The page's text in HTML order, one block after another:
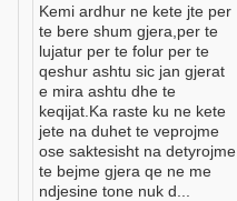
Kemi ardhur ne kete jte per
te bere shum gjera,per te
lujatur per te folur per te
qeshur ashtu sic jan gjerat
e mira ashtu dhe te
keqijat.Ka raste ku ne kete
jete na duhet te veprojme
ose saktesisht na detyrojme
te bejme gjera qe ne me
ndjesine tone nuk d...